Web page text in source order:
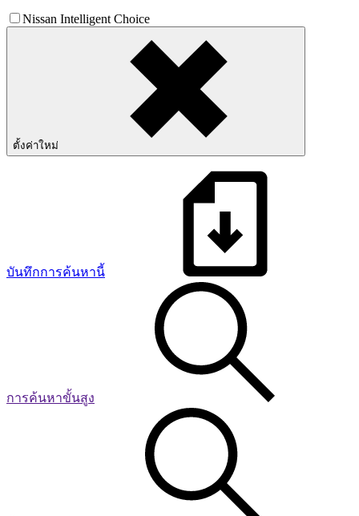
Nissan Intelligent Choice
ตั้งค่าใหม่
บันทึกการค้นหานี้
การค้นหาขั้นสูง